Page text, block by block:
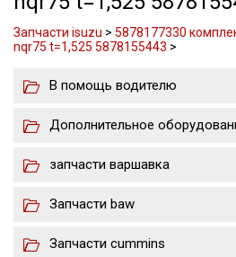
Запчасти isuzu > 5878177330
nqr75 t=1,525 5878155443 >
В помощь водителю
Дополнительное
запчасти варшавка
Запчасти baw
Запчасти cummins